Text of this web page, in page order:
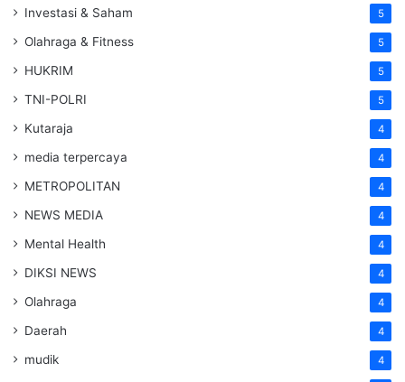
Investasi & Saham 5
Olahraga & Fitness 5
HUKRIM 5
TNI-POLRI 5
Kutaraja 4
media terpercaya 4
METROPOLITAN 4
NEWS MEDIA 4
Mental Health 4
DIKSI NEWS 4
Olahraga 4
Daerah 4
mudik 4